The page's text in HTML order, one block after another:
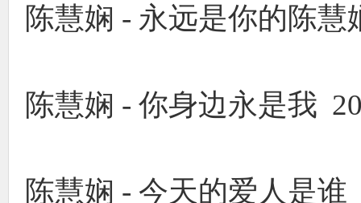
陈慧娴 - 永远是你的陈慧
陈慧娴 - 你身边永是我
陈慧娴 - 今天的爱人是